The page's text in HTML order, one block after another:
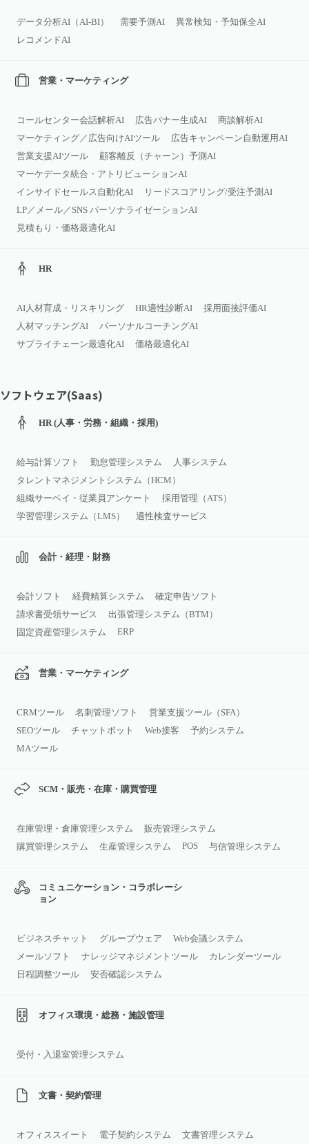
データ分析AI（AI‑BI） 需要予測AI
異常検知・予知保全AI
レコメンドAI
営業・マーケティング
コールセンター会話解析AI 広告バナー生成AI
商談解析AI
マーケティング／広告向けAIツール
広告キャンペーン自動運用AI
営業支援AIツール
顧客離反（チャーン）予測AI
マーケデータ統合・アトリビューションAI
インサイドセールス自動化AI
リードスコアリング/受注予測AI
LP／メール／SNS パーソナライゼーションAI
見積もり・価格最適化AI
HR
AI人材育成・リスキリング HR適性診断AI
採用面接評価AI
人材マッチングAI
パーソナルコーチングAI
サプライチェーン最適化AI
価格最適化AI
ソフトウェア(Saas)
HR (人事・労務・組織・採用)
給与計算ソフト 勤怠管理システム
人事システム
タレントマネジメントシステム（HCM）
組織サーベイ・従業員アンケート
採用管理（ATS）
学習管理システム（LMS）
適性検査サービス
会計・経理・財務
会計ソフト 経費精算システム
確定申告ソフト
請求書受領サービス
出張管理システム（BTM）
固定資産管理システム
ERP
営業・マーケティング
CRMツール 名刺管理ソフト
営業支援ツール（SFA）
SEOツール
チャットボット Web接客
予約システム
MAツール
SCM・販売・在庫・購買管理
在庫管理・倉庫管理システム
販売管理システム
購買管理システム
生産管理システム POS 与信管理システム
コミュニケーション・コラボレーシ
ョン
ビジネスチャット グループウェア
Web会議システム
メールソフト
ナレッジマネジメントツール
カレンダーツール
日程調整ツール
安否確認システム
オフィス環境・総務・施設管理
受付・入退室管理システム
文書・契約管理
オフィススイート 電子契約システム
文書管理システム